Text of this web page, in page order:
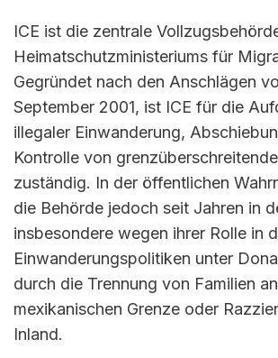
ICE ist die zentrale
Heimatschutzministeriums für
Gegründet nach den Anschlägen
September 2001, ist ICE für die
illegaler Einwanderung,
Kontrolle von
zuständig. In der öffentlichen
die Behörde jedoch seit Jahren in
insbesondere wegen ihrer Rolle in
Einwanderungspolitiken unter
durch die Trennung von Familien
mexikanischen Grenze oder
Inland.